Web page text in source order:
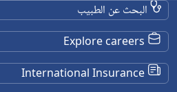
البحث عن الطبيب